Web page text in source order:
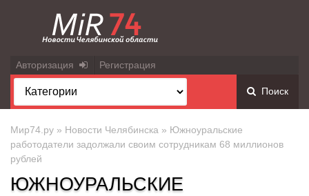
Авторизация Регистрация
Поиск
Мир74.ру » Новости Челябинска » Южноуральские
работодатели задолжали своим сотрудникам 68 миллионов
рублей
ЮЖНОУРАЛЬСКИЕ